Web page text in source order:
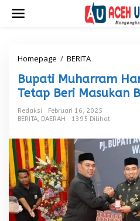
Homepage / BERITA
p
a
t
i
M
h
a
r
r
a
m
H
Bupati Muharram
Tetap Beri Masukan
Redaksi
Februari 16, 2025
BERITA, DAERAH 1395 Dilihat